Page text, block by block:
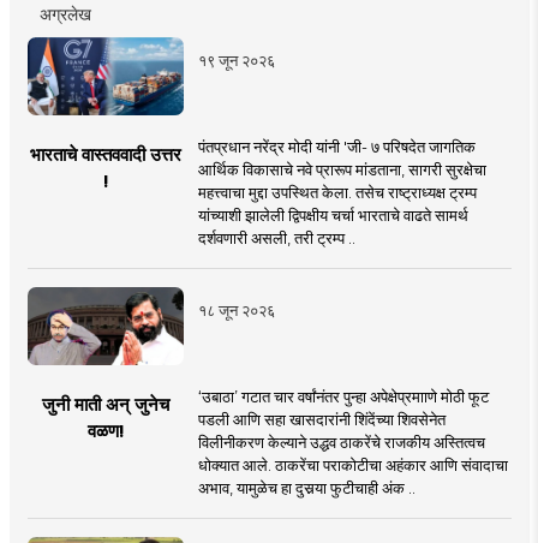
अग्रलेख
१९ जून २०२६
भारताचे वास्तववादी उत्तर
!
पंतप्रधान नरेंद्र मोदी यांनी 'जी- ७ परिषदेत जागतिक
आर्थिक विकासाचे नवे प्रारूप मांडताना, सागरी सुरक्षेचा
महत्त्वाचा मुद्दा उपस्थित केला. तसेच राष्ट्राध्यक्ष ट्रम्प
यांच्याशी झालेली द्विपक्षीय चर्चा भारताचे वाढते सामर्थ
दर्शवणारी असली, तरी ट्रम्प ..
१८ जून २०२६
जुनी माती अन् जुनेच
वळण!
‘उबाठा’ गटात चार वर्षांनंतर पुन्हा अपेक्षेप्रमााणे मोठी फूट
पडली आणि सहा खासदारांनी शिंदेंच्या शिवसेनेत
विलीनीकरण केल्याने उद्धव ठाकरेंचे राजकीय अस्तित्वच
धोक्यात आले. ठाकरेंचा पराकोटीचा अहंकार आणि संवादाचा
अभाव, यामुळेच हा दुसर्‍या फुटीचाही अंक ..